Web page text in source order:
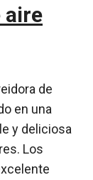
aire
de
en una
y deliciosa
Los